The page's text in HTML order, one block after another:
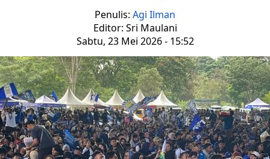
Penulis: Agi Ilman
Editor: Sri Maulani
Sabtu, 23 Mei 2026 - 15:52